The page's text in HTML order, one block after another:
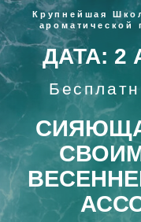
СИЯЮЩАЯ
СВОИМИ
ВЕСЕННЕЕ
Бесплатный
Крупнейшая Школа
ароматической
ДАТА: 2